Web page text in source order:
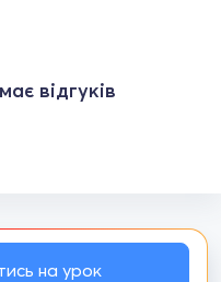
відгуків
на урок